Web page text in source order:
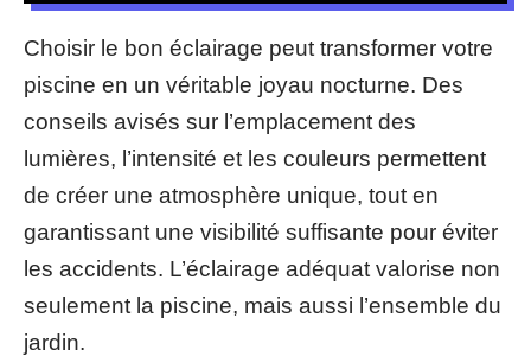
Choisir le bon éclairage peut transformer votre
piscine en un véritable joyau nocturne. Des
conseils avisés sur l’emplacement des
lumières, l’intensité et les couleurs permettent
de créer une atmosphère unique, tout en
garantissant une visibilité suffisante pour éviter
les accidents. L’éclairage adéquat valorise non
seulement la piscine, mais aussi l’ensemble du
jardin.